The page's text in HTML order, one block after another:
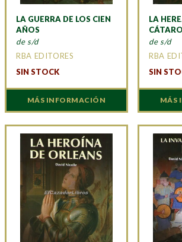
LA GUERRA DE LOS CIEN
AÑOS
de s/d
RBA EDITORES
SIN STOCK
MÁS INFORMACIÓN
LA
de s/d
RBA
SIN
MÁS